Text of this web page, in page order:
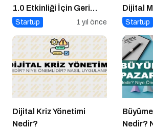
1.0 Etkinliği İçin Geri
Sayım!
Startup 1 yıl önce
Dijital
Startup
Dijital Kriz Yönetimi
Nedir?
Nedir?